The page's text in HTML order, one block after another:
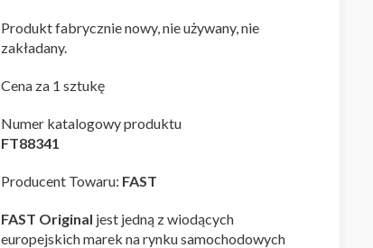
Produkt fabrycznie nowy, nie używany, nie
zakładany.
Cena za 1 sztukę
Numer katalogowy produktu
FT88341
Producent Towaru: FAST
FAST Original jest jedną z wiodących
europejskich marek na rynku samochodowych